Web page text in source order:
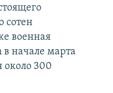
сотен
военная
начале марта
около 300